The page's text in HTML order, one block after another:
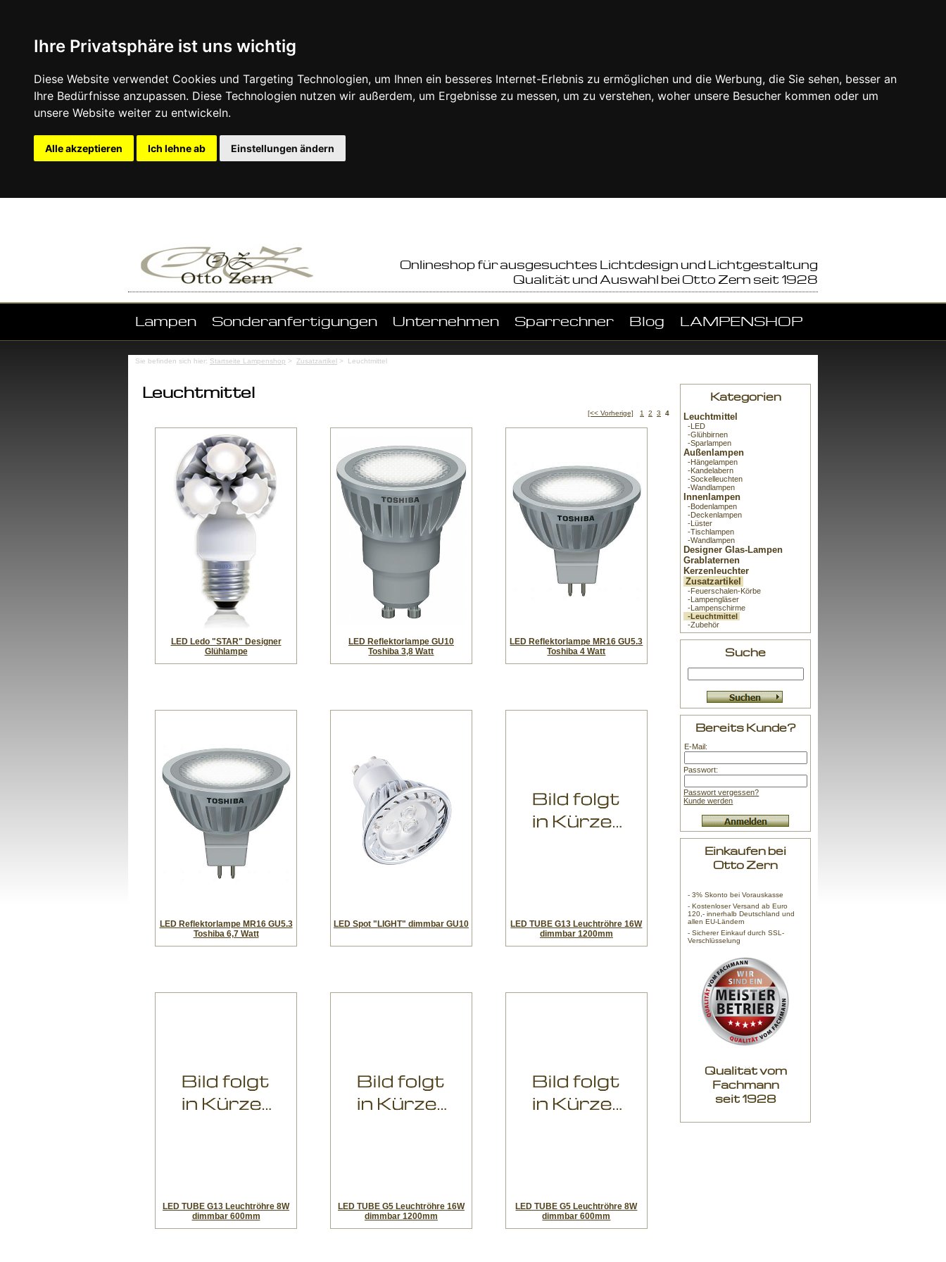
Ihre Privatsphäre ist uns wichtig
Diese Website verwendet Cookies und Targeting Technologien, um Ihnen ein besseres Internet-Erlebnis zu ermöglichen und die Werbung, die Sie sehen, besser an
Ihre Bedürfnisse anzupassen. Diese Technologien nutzen wir außerdem, um Ergebnisse zu messen, um zu verstehen, woher unsere Besucher kommen oder um
unsere Website weiter zu entwickeln.
Alle akzeptieren Ich lehne ab Einstellungen ändern
Onlineshop für ausgesuchtes Lichtdesign und Lichtgestaltung
Qualität und Auswahl bei Otto Zern seit 1928
Lampen Sonderanfertigungen Unternehmen Sparrechner Blog LAMPENSHOP
Sie befinden sich hier: Startseite Lampenshop > Zusatzartikel > Leuchtmittel
Leuchtmittel
[<< Vorherige] 1 2 3 4
LED Ledo "STAR" Designer
Glühlampe
LED Reflektorlampe GU10
Toshiba 3,8 Watt
LED Reflektorlampe MR16 GU5.3
Toshiba 4 Watt
LED Reflektorlampe MR16 GU5.3
Toshiba 6,7 Watt
LED Spot "LIGHT" dimmbar GU10
LED TUBE G13 Leuchtröhre 16W
dimmbar 1200mm
LED TUBE G13 Leuchtröhre 8W
dimmbar 600mm
LED TUBE G5 Leuchtröhre 16W
dimmbar 1200mm
LED TUBE G5 Leuchtröhre 8W
dimmbar 600mm
Kategorien
Leuchtmittel
-LED
-Glühbirnen
-Sparlampen
Außenlampen
-Hängelampen
-Kandelabern
-Sockelleuchten
-Wandlampen
Innenlampen
-Bodenlampen
-Deckenlampen
-Lüster
-Tischlampen
-Wandlampen
Designer Glas-Lampen
Grablaternen
Kerzenleuchter
Zusatzartikel
-Feuerschalen-Körbe
-Lampengläser
-Lampenschirme
-Leuchtmittel
-Zubehör
Suche
Bereits Kunde?
E-Mail:
Passwort:
Passwort vergessen?
Kunde werden
Einkaufen bei
Otto Zern
- 3% Skonto bei Vorauskasse
- Kostenloser Versand ab Euro
120,- innerhalb Deutschland und
allen EU-Ländern
- Sicherer Einkauf durch SSL-
Verschlüsselung
Qualität vom
Fachmann
seit 1928